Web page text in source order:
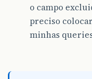
o campo
preciso
minhas